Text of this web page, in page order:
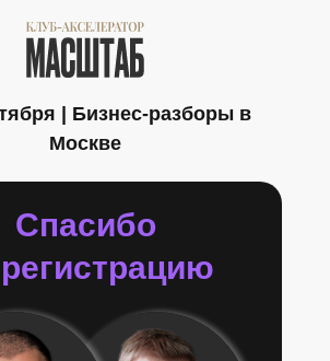
Спасибо
| Бизнес-разборы в
Москве